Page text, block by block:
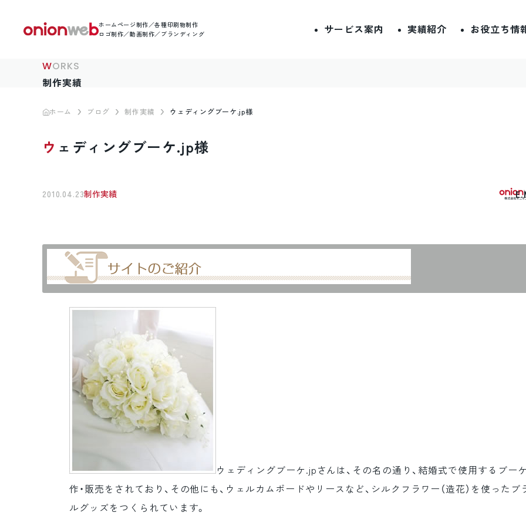
ホームページ制作／各種印刷物制作
ロゴ制作／動画制作／ブランディング
サービス案内 実績紹介 お役立ち情
WORKS
制作実績
ホーム ブログ 制作実績 ウェディングブーケ.jp様
ウェディングブーケ.jp様
2010.04.23制作実績
ウェディングブーケ.jpさんは、その名の通り、結婚式で使用するブー
作・販売をされており、その他にも、ウェルカムボードやリースなど、シルクフラワー（造花）を使ったブ
ルグッズをつくられています。